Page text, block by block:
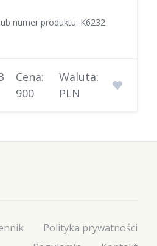
numer produktu: K6232
Cena:
900
Waluta:
PLN
Polityka prywatności